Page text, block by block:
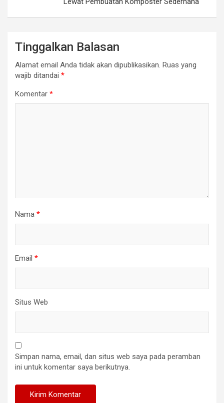
Tinggalkan Balasan
Alamat email Anda tidak akan dipublikasikan. Ruas yang
wajib ditandai *
Komentar *
Nama *
Email *
Situs Web
Simpan nama, email, dan situs web saya pada peramban
ini untuk komentar saya berikutnya.